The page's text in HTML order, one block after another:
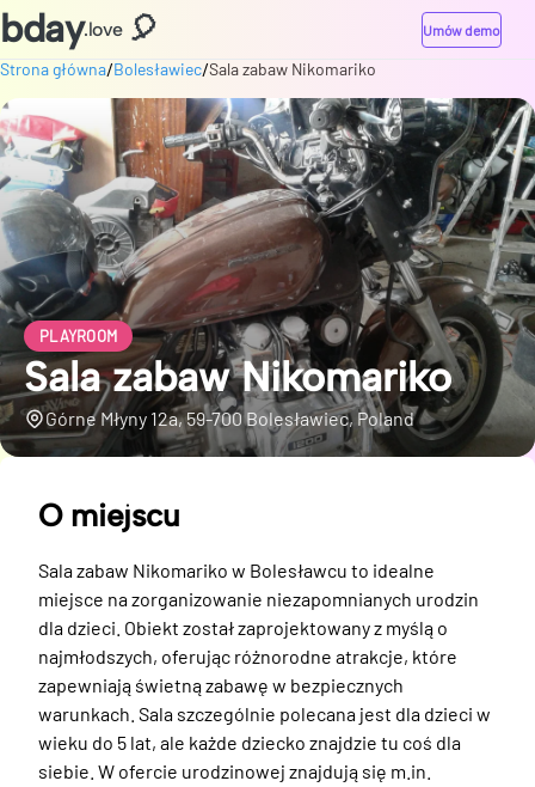
bday.love 🎈 Umów demo
Strona główna/Bolesławiec/Sala zabaw Nikomariko
PLAYROOM
Sala zabaw Nikomariko
Górne Młyny 12a, 59-700 Bolesławiec, Poland
O miejscu
Sala zabaw Nikomariko w Bolesławcu to idealne
miejsce na zorganizowanie niezapomnianych urodzin
dla dzieci. Obiekt został zaprojektowany z myślą o
najmłodszych, oferując różnorodne atrakcje, które
zapewniają świetną zabawę w bezpiecznych
warunkach. Sala szczególnie polecana jest dla dzieci w
wieku do 5 lat, ale każde dziecko znajdzie tu coś dla
siebie. W ofercie urodzinowej znajdują się m.in.